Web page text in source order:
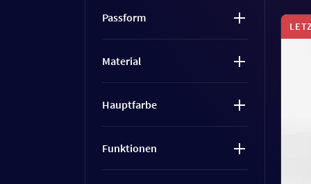
Passform
Material
Hauptfarbe
Funktionen